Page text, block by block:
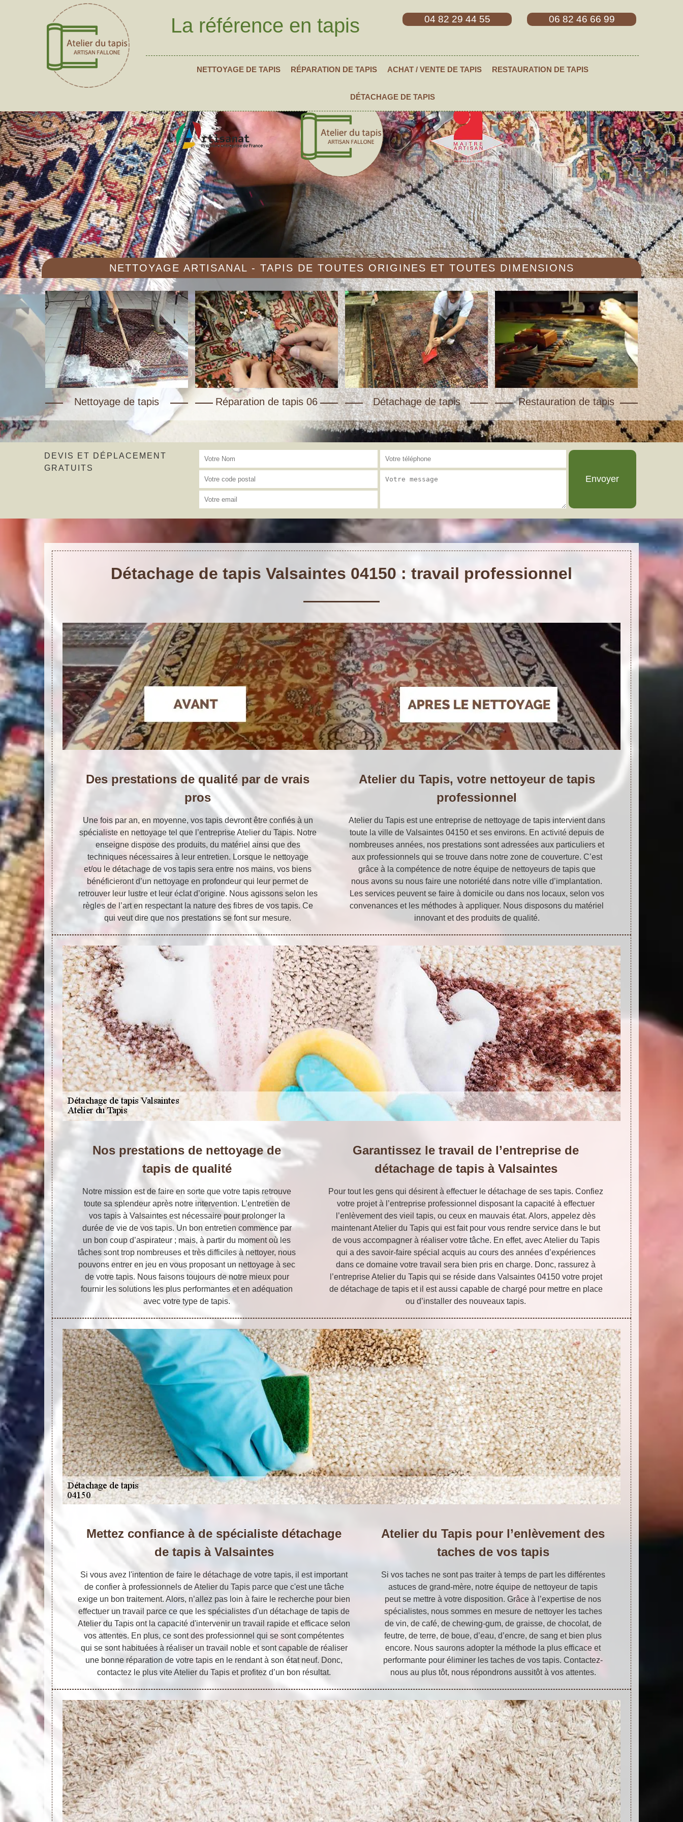
La référence en tapis 04 82 29 44 55 06 82 46 66 99
NETTOYAGE DE TAPIS RÉPARATION DE TAPIS ACHAT / VENTE DE TAPIS RESTAURATION DE TAPIS
DÉTACHAGE DE TAPIS
NETTOYAGE ARTISANAL - TAPIS DE TOUTES ORIGINES ET TOUTES DIMENSIONS
Nettoyage de tapis Réparation de tapis 06 Détachage de tapis Restauration de tapis
DEVIS ET DÉPLACEMENT
GRATUITS
Détachage de tapis Valsaintes 04150 : travail professionnel
Des prestations de qualité par de vrais
pros
Une fois par an, en moyenne, vos tapis devront être confiés à un
spécialiste en nettoyage tel que l’entreprise Atelier du Tapis. Notre
enseigne dispose des produits, du matériel ainsi que des
techniques nécessaires à leur entretien. Lorsque le nettoyage
et/ou le détachage de vos tapis sera entre nos mains, vos biens
bénéficieront d’un nettoyage en profondeur qui leur permet de
retrouver leur lustre et leur éclat d’origine. Nous agissons selon les
règles de l’art en respectant la nature des fibres de vos tapis. Ce
qui veut dire que nos prestations se font sur mesure.
Atelier du Tapis, votre nettoyeur de tapis
professionnel
Atelier du Tapis est une entreprise de nettoyage de tapis intervient dans
toute la ville de Valsaintes 04150 et ses environs. En activité depuis de
nombreuses années, nos prestations sont adressées aux particuliers et
aux professionnels qui se trouve dans notre zone de couverture. C’est
grâce à la compétence de notre équipe de nettoyeurs de tapis que
nous avons su nous faire une notoriété dans notre ville d’implantation.
Les services peuvent se faire à domicile ou dans nos locaux, selon vos
convenances et les méthodes à appliquer. Nous disposons du matériel
innovant et des produits de qualité.
Nos prestations de nettoyage de
tapis de qualité
Notre mission est de faire en sorte que votre tapis retrouve
toute sa splendeur après notre intervention. L’entretien de
vos tapis à Valsaintes est nécessaire pour prolonger la
durée de vie de vos tapis. Un bon entretien commence par
un bon coup d’aspirateur ; mais, à partir du moment où les
tâches sont trop nombreuses et très difficiles à nettoyer, nous
pouvons entrer en jeu en vous proposant un nettoyage à sec
de votre tapis. Nous faisons toujours de notre mieux pour
fournir les solutions les plus performantes et en adéquation
avec votre type de tapis.
Garantissez le travail de l’entreprise de
détachage de tapis à Valsaintes
Pour tout les gens qui désirent à effectuer le détachage de ses tapis. Confiez
votre projet à l’entreprise professionnel disposant la capacité à effectuer
l’enlèvement des vieil tapis, ou ceux en mauvais état. Alors, appelez dès
maintenant Atelier du Tapis qui est fait pour vous rendre service dans le but
de vous accompagner à réaliser votre tâche. En effet, avec Atelier du Tapis
qui a des savoir-faire spécial acquis au cours des années d’expériences
dans ce domaine votre travail sera bien pris en charge. Donc, rassurez à
l’entreprise Atelier du Tapis qui se réside dans Valsaintes 04150 votre projet
de détachage de tapis et il est aussi capable de chargé pour mettre en place
ou d’installer des nouveaux tapis.
Mettez confiance à de spécialiste détachage
de tapis à Valsaintes
Si vous avez l'intention de faire le détachage de votre tapis, il est important
de confier à professionnels de Atelier du Tapis parce que c'est une tâche
exige un bon traitement. Alors, n’allez pas loin à faire le recherche pour bien
effectuer un travail parce ce que les spécialistes d'un détachage de tapis de
Atelier du Tapis ont la capacité d'intervenir un travail rapide et efficace selon
vos attentes. En plus, ce sont des professionnel qui se sont compétentes
qui se sont habituées à réaliser un travail noble et sont capable de réaliser
une bonne réparation de votre tapis en le rendant à son état neuf. Donc,
contactez le plus vite Atelier du Tapis et profitez d’un bon résultat.
Atelier du Tapis pour l’enlèvement des
taches de vos tapis
Si vos taches ne sont pas traiter à temps de part les différentes
astuces de grand-mère, notre équipe de nettoyeur de tapis
peut se mettre à votre disposition. Grâce à l’expertise de nos
spécialistes, nous sommes en mesure de nettoyer les taches
de vin, de café, de chewing-gum, de graisse, de chocolat, de
feutre, de terre, de boue, d’eau, d’encre, de sang et bien plus
encore. Nous saurons adopter la méthode la plus efficace et
performante pour éliminer les taches de vos tapis. Contactez-
nous au plus tôt, nous répondrons aussitôt à vos attentes.